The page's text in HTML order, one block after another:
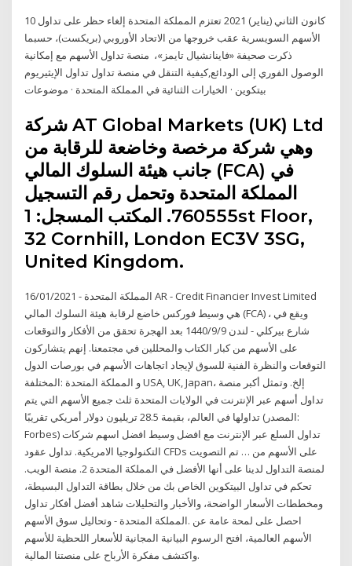
10 كانون الثاني (يناير) 2021 تعتزم المملكة المتحدة إلغاء حظر على تداول
الأسهم السويسرية عقب خروجها من الاتحاد الأوروبي (بريكست)، حسبما
ذكرت صحيفة «فاينانشيال تايمز»، منصة تداول الأسهم مع إمكانية
الوصول الفوري إلى الودائع,كيفية التنقل في منصة تداول تداول الإيثيريوم
شركة AT Global Markets (UK) Ltd
وهي شركة مرخصة وخاضعة للرقابة من
جانب هيئة السلوك المالي (FCA) في
المملكة المتحدة وتحمل رقم التسجيل
760555. المكتب المسجل: 1st Floor,
32 Cornhill, London EC3V 3SG,
United Kingdom.
16/01/2021 - المملكة المتحدة AR - Credit Financier Invest Limited
هي وسيط فوركس خاضع لرقابة هيئة السلوك المالي (FCA) ، ويقع في
شارع بيركلي - لندن 9‏‏/9‏‏/1440 بعد الهجرة تحقق من الأفكار والتوقعات
على الأسهم من كبار الكتاب والمحللين في مجتمعنا. إنهم يتشاركون
التوقعات والنظرة الفنية للسوق لإيجاد اتجاهات الأسهم في بورصات الدول
المختلفة: ‎المملكة المتحدة‎ و ‎USA, UK, Japan‎، إلخ. وتمثل أكبر منصة
تداول أسهم عبر الإنترنت في الولايات المتحدة ثلث جميع الأسهم التي يتم
تداولها في العالم، بقيمة 28.5 تريليون دولار أمريكي تقريبًا (المصدر:
Forbes) تداول السلع عبر الإنترنت مع افضل وسيط افضل اسهم شركات
التكنولوجيا الامريكية. تداول عقود CFDs على الأسهم من … تم التصويت
لمنصة التداول لدينا على أنها الأفضل في المملكة المتحدة 2. منصة الويب.
تحكم في تداول البيتكوين الخاص بك من خلال بطاقة التداول البسيطة،
ومخططات الأسعار الواضحة، والأخبار والتحليلات شاهد أفضل أفكار تداول
وتحاليل سوق الأسهم - ‎المملكة المتحدة‎. احصل على لمحة عامة عن
الأسهم العالمية، افتح الرسوم البيانية المجانية للأسعار اللحظية للأسهم
واكتشف مفكرة الأرباح على منصتنا المالية.